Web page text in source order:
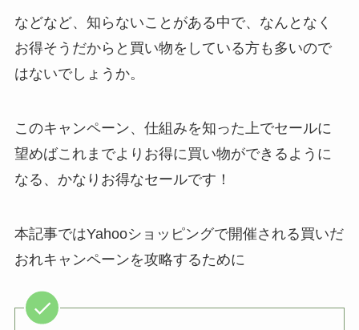
などなど、知らないことがある中で、なんとなく
お得そうだからと買い物をしている方も多いので
はないでしょうか。
このキャンペーン、仕組みを知った上でセールに
望めばこれまでよりお得に買い物ができるように
なる、かなりお得なセールです！
本記事ではYahooショッピングで開催される買いだ
おれキャンペーンを攻略するために